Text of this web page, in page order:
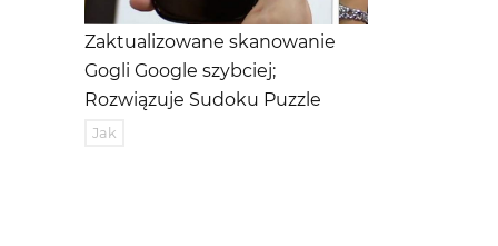
Zaktualizowane skanowanie
Gogli Google szybciej;
Rozwiązuje Sudoku Puzzle
Jak